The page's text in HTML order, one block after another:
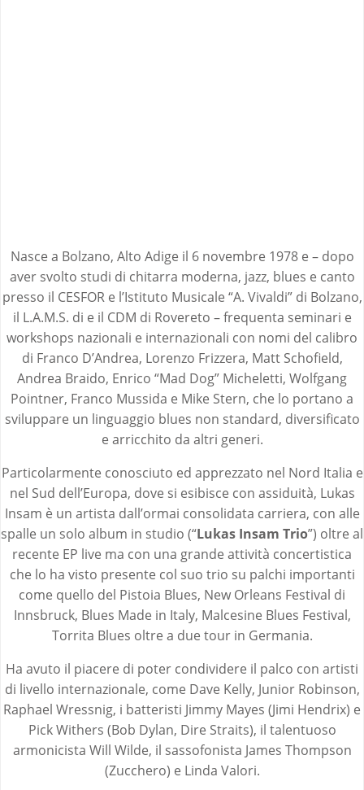
Nasce a Bolzano, Alto Adige il 6 novembre 1978 e – dopo
aver svolto studi di chitarra moderna, jazz, blues e canto
presso il CESFOR e l’Istituto Musicale “A. Vivaldi” di Bolzano,
il L.A.M.S. di e il CDM di Rovereto – frequenta seminari e
workshops nazionali e internazionali con nomi del calibro
di Franco D’Andrea, Lorenzo Frizzera, Matt Schofield,
Andrea Braido, Enrico “Mad Dog” Micheletti, Wolfgang
Pointner, Franco Mussida e Mike Stern, che lo portano a
sviluppare un linguaggio blues non standard, diversificato
e arricchito da altri generi.
Particolarmente conosciuto ed apprezzato nel Nord Italia e
nel Sud dell’Europa, dove si esibisce con assiduità, Lukas
Insam è un artista dall’ormai consolidata carriera, con alle
spalle un solo album in studio (“Lukas Insam Trio”) oltre al
recente EP live ma con una grande attività concertistica
che lo ha visto presente col suo trio su palchi importanti
come quello del Pistoia Blues, New Orleans Festival di
Innsbruck, Blues Made in Italy, Malcesine Blues Festival,
Torrita Blues oltre a due tour in Germania.
Ha avuto il piacere di poter condividere il palco con artisti
di livello internazionale, come Dave Kelly, Junior Robinson,
Raphael Wressnig, i batteristi Jimmy Mayes (Jimi Hendrix) e
Pick Withers (Bob Dylan, Dire Straits), il talentuoso
armonicista Will Wilde, il sassofonista James Thompson
(Zucchero) e Linda Valori.